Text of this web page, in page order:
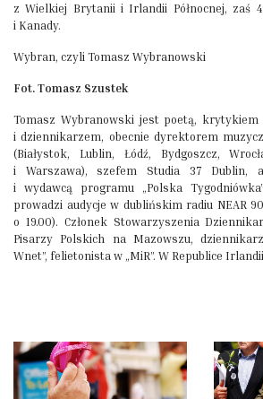
z Wielkiej Brytanii i Irlandii Północnej, zaś
i Kanady.
Wybran, czyli Tomasz Wybranowski
Fot. Tomasz Szustek
Tomasz Wybranowski jest poetą,
i dziennikarzem, obecnie dyrektorem
(Białystok, Lublin, Łódź, Bydgoszcz,
i Warszawa), szefem Studia 37 Dublin,
i wydawcą programu „Polska
prowadzi audycje w dublińskim radiu NEAR
o 19.00). Członek Stowarzyszenia
Pisarzy Polskich na Mazowszu,
Wnet”, felietonista w „MiR”. W Republice